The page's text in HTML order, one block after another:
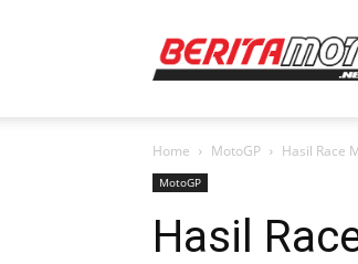
Home MotoGP Hasil Race
MotoGP
Hasil